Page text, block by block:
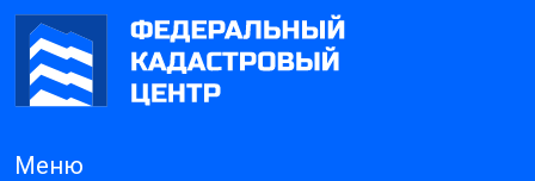
Меню